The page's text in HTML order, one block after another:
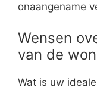
onaangename
Wensen
van de
Wat is uw